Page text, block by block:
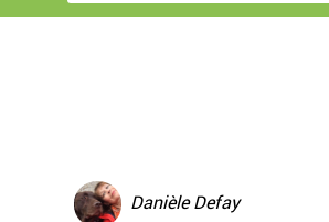
Danièle Defay